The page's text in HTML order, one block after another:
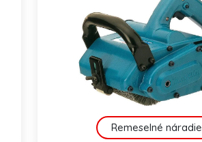
Remeselné náradie